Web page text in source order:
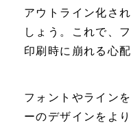
アウトライン化さ
しょう。これで、
印刷時に崩れる心
フォントやライン
ーのデザインをよ